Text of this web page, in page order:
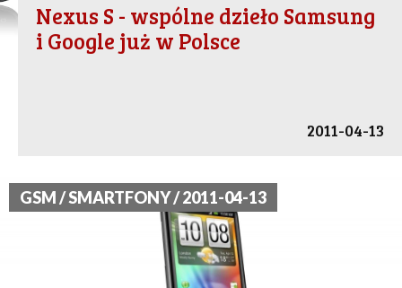
Nexus S - wspólne dzieło Samsung
i Google już w Polsce
2011-04-13
GSM / SMARTFONY / 2011-04-13